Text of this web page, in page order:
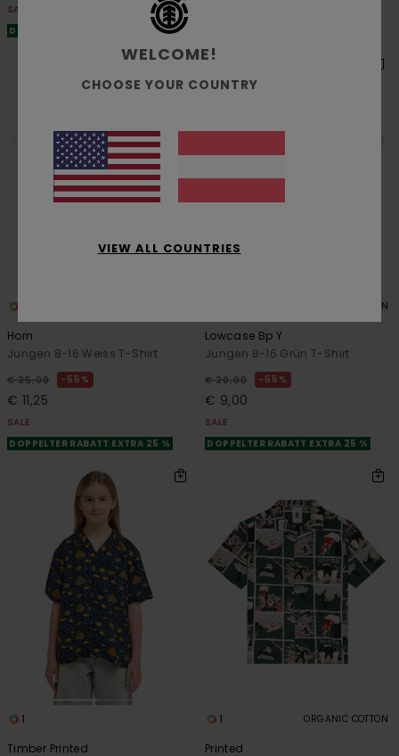
SALE
DOPPELTER RABATT EXTRA 25 %
Horn
Jungen 8-16 Weiss T-Shirt
€ 25,00 55%
€ 11,25
SALE
DOPPELTER RABATT EXTRA 25 %
ORGANIC COTTON
Lowcase Bp Y
Jungen 8-16 Grün T-Shirt
€ 20,00 55%
€ 9,00
SALE
DOPPELTER RABATT EXTRA 25 %
1
Timber Printed
1 ORGANIC COTTON
Printed
WELCOME!
CHOOSE YOUR COUNTRY
VIEW ALL COUNTRIES